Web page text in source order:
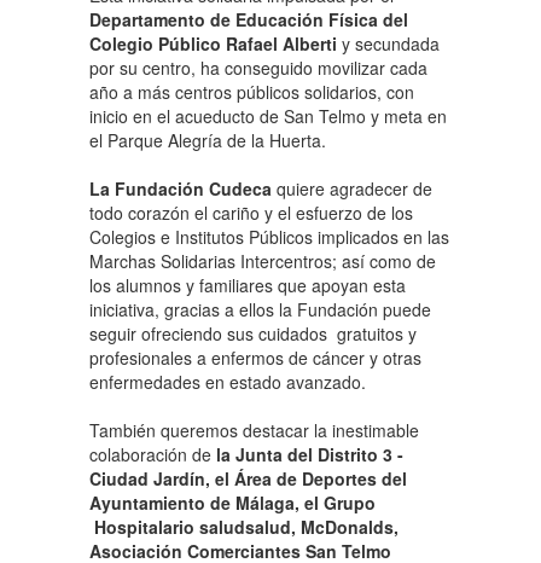
Departamento de Educación Física del
Colegio Público Rafael Alberti y secundada
por su centro, ha conseguido movilizar cada
año a más centros públicos solidarios, con
inicio en el acueducto de San Telmo y meta en
el Parque Alegría de la Huerta.
La Fundación Cudeca quiere agradecer de
todo corazón el cariño y el esfuerzo de los
Colegios e Institutos Públicos implicados en las
Marchas Solidarias Intercentros; así como de
los alumnos y familiares que apoyan esta
iniciativa, gracias a ellos la Fundación puede
seguir ofreciendo sus cuidados gratuitos y
profesionales a enfermos de cáncer y otras
enfermedades en estado avanzado.
También queremos destacar la inestimable
colaboración de la Junta del Distrito 3 -
Ciudad Jardín, el Área de Deportes del
Ayuntamiento de Málaga, el Grupo
Hospitalario saludsalud, McDonalds,
Asociación Comerciantes San Telmo